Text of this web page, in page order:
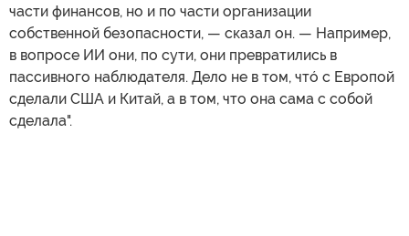
части финансов, но и по части организации
собственной безопасности, — сказал он. — Например,
в вопросе ИИ они, по сути, они превратились в
пассивного наблюдателя. Дело не в том, чтó с Европой
сделали США и Китай, а в том, что она сама с собой
сделала".